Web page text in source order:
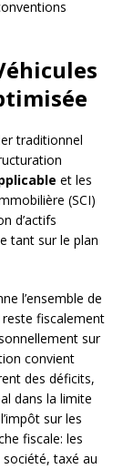
traditionnel
et les
(SCI)
d’actifs
tant sur le plan
l’ensemble de
reste fiscalement
sur
convient
des déficits,
dans la limite
sur les
fiscale: les
société, taxé au